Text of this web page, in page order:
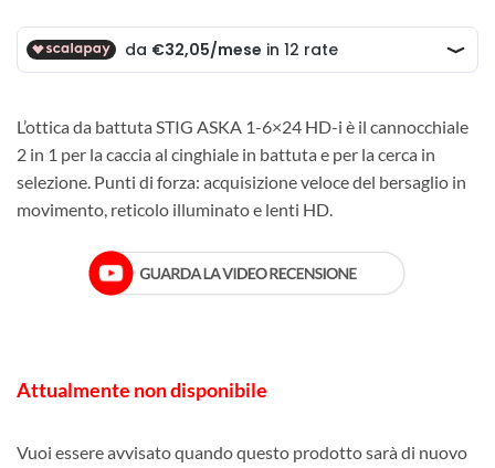
L’ottica da battuta STIG ASKA 1-6×24 HD-i è il cannocchiale
2 in 1 per la caccia al cinghiale in battuta e per la cerca in
selezione. Punti di forza: acquisizione veloce del bersaglio in
movimento, reticolo illuminato e lenti HD.
Attualmente non disponibile
Vuoi essere avvisato quando questo prodotto sarà di nuovo